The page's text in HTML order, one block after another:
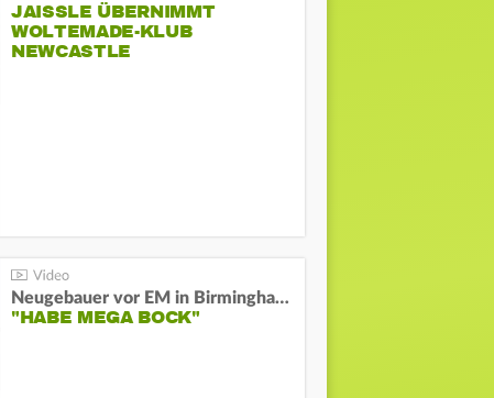
JAISSLE ÜBERNIMMT
WOLTEMADE-KLUB
NEWCASTLE
Neugebauer vor EM in Birmingham:
"HABE MEGA BOCK"